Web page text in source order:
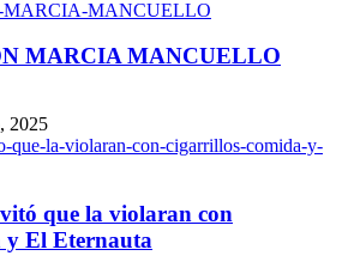
MARCIA MANCUELLO
2025
que la violaran con
y El Eternauta